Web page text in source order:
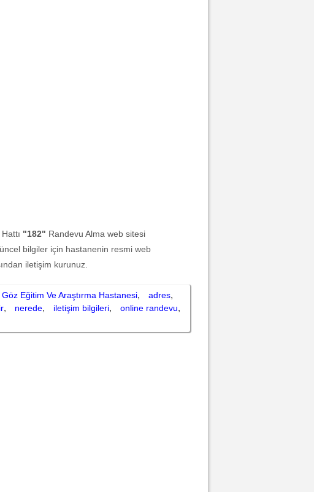
"182" Randevu Alma web sitesi
bilgiler için hastanenin resmi web
iletişim kurunuz.
Eğitim Ve Araştırma Hastanesi, adres,
, nerede, iletişim bilgileri, online randevu,